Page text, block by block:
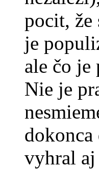
pocit, že
je
ale čo je
Nie je
vyhral